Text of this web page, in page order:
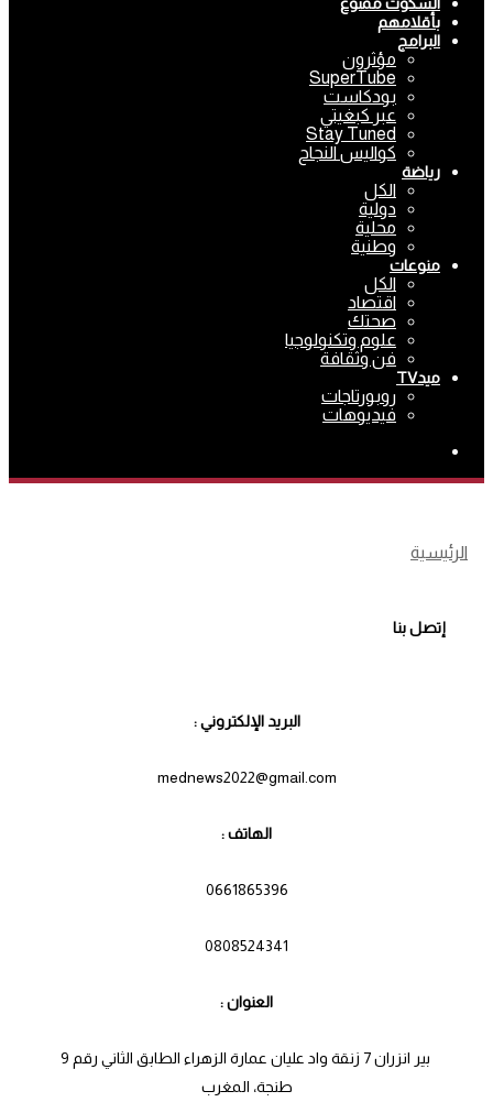
بأقلامهم
البرامج
مؤثرون
SuperTube
بودكاست
عبر كبغيتي
Stay Tuned
كواليس النجاح
رياضة
الكل
دولية
محلية
وطنية
منوعات
الكل
اقتصاد
صحتك
علوم وتكنولوجيا
فن وثقافة
ميدTV
روبورتاجات
فيديوهات
الرئيسية
إتصل بنا
البريد الإلكتروني :
mednews2022@gmail.com
الهاتف :
0661865396
0808524341
العنوان :
بير انزران 7 زنقة واد عليان عمارة الزهراء الطابق الثاني رقم 9
طنجة، المغرب